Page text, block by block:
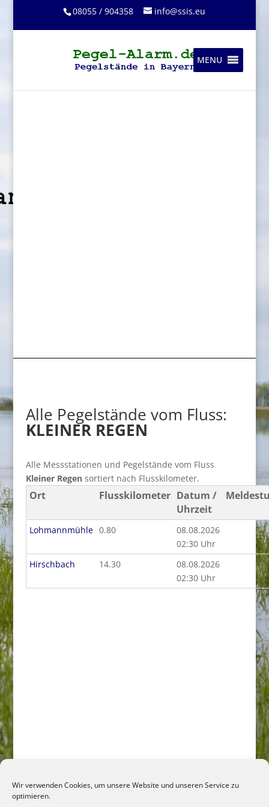
Wir verwenden Cookies, um unsere Website und unseren Service zu
optimieren.
08055 / 904358 info@ssis.eu
MENU
Alle Pegelstände vom Fluss:
KLEINER REGEN
Alle Messstationen und Pegelstände vom Fluss
Kleiner Regensortiert nach Flusskilometer.
Ort Flusskilometer Datum /
Uhrzeit
Lohmannmühle 0.80
08.08.2026
02:30 Uhr
Hirschbach
14.30
08.08.2026
02:30 Uhr